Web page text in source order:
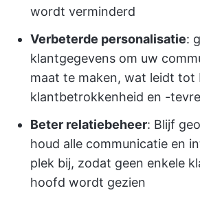
wordt verminderd
Verbeterde personalisatie:
klantgegevens om uw
maat te maken, wat leidt tot
klantbetrokkenheid en -
Beter relatiebeheer: Blijf
houd alle communicatie en
plek bij, zodat geen enkele
hoofd wordt gezien